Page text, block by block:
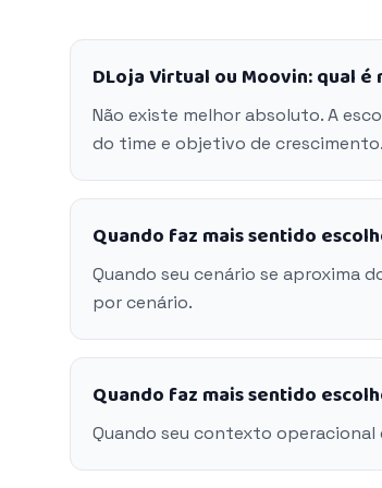
DLoja Virtual ou Moovin: qual é
Não existe melhor absoluto. A
do time e objetivo de crescimento.
Quando faz mais sentido
Quando seu cenário se aproxima
por cenário.
Quando faz mais sentido
Quando seu contexto